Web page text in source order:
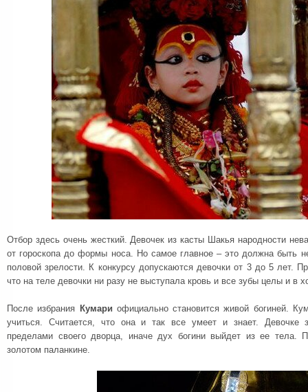
Отбор здесь очень жесткий. Девочек из касты Шакья народности
от гороскопа до формы носа. Но самое главное – это должна быть
половой зрелости. К конкурсу допускаются девочки от 3 до 5 лет.
что на теле девочки ни разу не выступала кровь и все зубы целы и в
После избрания Кумари официально становится живой богиней.
учиться. Считается, что она и так все умеет и знает. Девочке
пределами своего дворца, иначе дух богини выйдет из ее тела.
золотом паланкине.